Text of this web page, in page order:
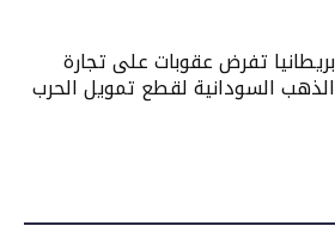
بريطانيا تفرض عقوبات على تجارة
الذهب السودانية لقطع تمويل الحرب